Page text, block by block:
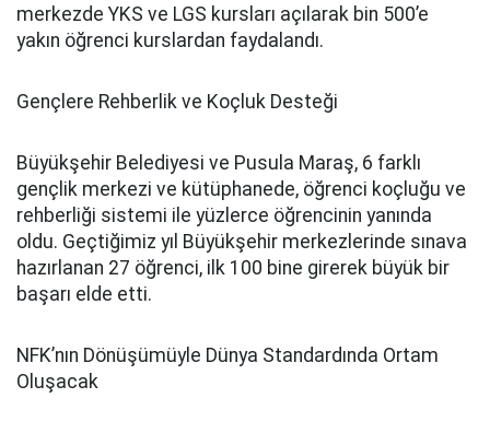
merkezde YKS ve LGS kursları açılarak bin 500’e
yakın öğrenci kurslardan faydalandı.
Gençlere Rehberlik ve Koçluk Desteği
Büyükşehir Belediyesi ve Pusula Maraş, 6 farklı
gençlik merkezi ve kütüphanede, öğrenci koçluğu ve
rehberliği sistemi ile yüzlerce öğrencinin yanında
oldu. Geçtiğimiz yıl Büyükşehir merkezlerinde sınava
hazırlanan 27 öğrenci, ilk 100 bine girerek büyük bir
başarı elde etti.
NFK’nın Dönüşümüyle Dünya Standardında Ortam
Oluşacak